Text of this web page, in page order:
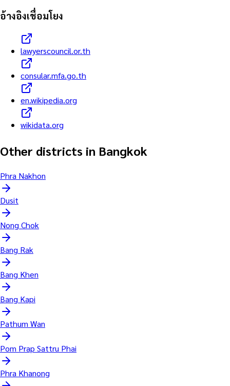
อ้างอิงเชื่อมโยง
lawyerscouncil.or.th
consular.mfa.go.th
en.wikipedia.org
wikidata.org
Other districts in Bangkok
Phra Nakhon
Dusit
Nong Chok
Bang Rak
Bang Khen
Bang Kapi
Pathum Wan
Pom Prap Sattru Phai
Phra Khanong